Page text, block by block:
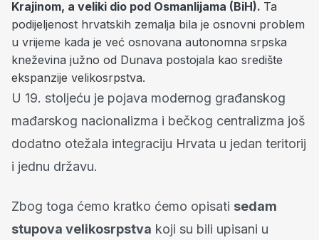
Krajinom, a veliki dio pod Osmanlijama (BiH). Ta
podijeljenost hrvatskih zemalja bila je osnovni problem
u vrijeme kada je već osnovana autonomna srpska
kneževina južno od Dunava postojala kao središte
ekspanzije velikosrpstva.
U 19. stoljeću je pojava modernog građanskog
mađarskog nacionalizma i bečkog centralizma još
dodatno otežala integraciju Hrvata u jedan teritorij
i jednu državu.
Zbog toga ćemo kratko ćemo opisati sedam
stupova velikosrpstva koji su bili upisani u